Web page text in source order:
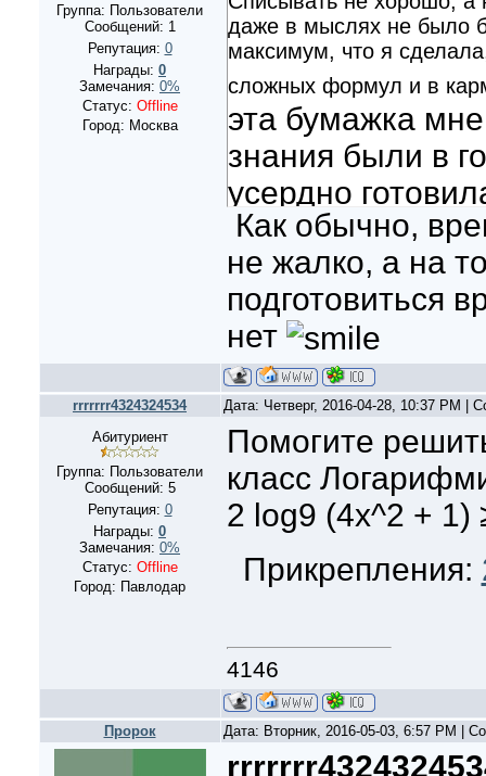
Группа: Пользователи
Сообщений: 1
Репутация: 0
Награды: 0
Замечания: 0%
Статус: Offline
Город: Москва
даже в мыслях не было
максимум, что я
сложных формул и в
эта бумажка
знания были в
усердно
получилось)
Обязательно
есть
Как обычно,
не жалко, а на
подготовиться
нет
rrrrrrr4324324534
Дата: Четверг, 2016-04-28, 10:37 PM |
Абитуриент
Группа: Пользователи
Сообщений: 5
Репутация: 0
Награды: 0
Замечания: 0%
Статус: Offline
Город: Павлодар
Помогите
класс
2 log9 (4x^2 + 1)
Прикрепления:
4146
Пророк Дата: Вторник, 2016-05-03, 6:57 PM |